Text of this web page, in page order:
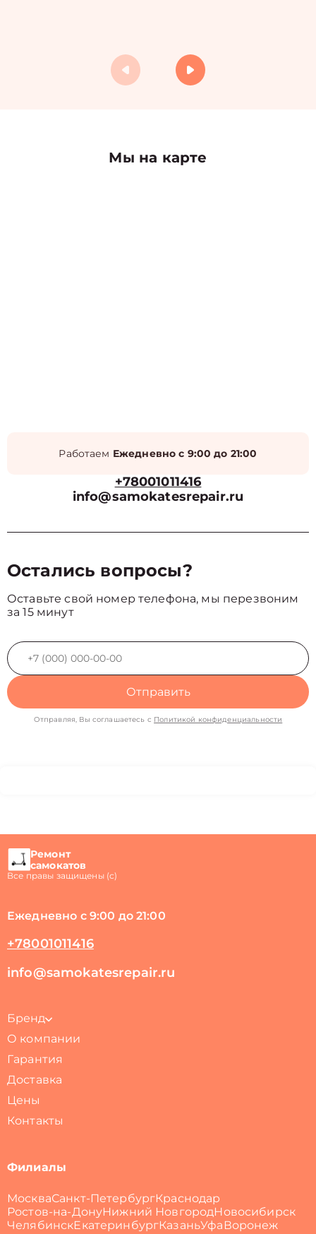
Мы на карте
Работаем Ежедневно с 9:00 до 21:00
+78001011416
info@samokatesrepair.ru
Остались вопросы?
Оставьте свой номер телефона, мы перезвоним
за 15 минут
Отправить
Отправляя, Вы соглашаетесь с Политикой конфиденциальности
Ремонт
самокатов
Все правы защищены (с)
Ежедневно с 9:00 до 21:00
+78001011416
info@samokatesrepair.ru
Бренд
О компании
Гарантия
Доставка
Цены
Контакты
Филиалы
МоскваСанкт-ПетербургКраснодар
Ростов-на-ДонуНижний НовгородНовосибирск
ЧелябинскЕкатеринбургКазаньУфа Воронеж